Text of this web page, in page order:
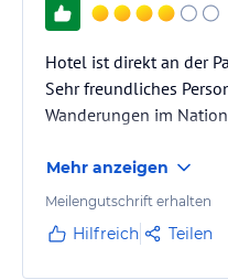
Hotel ist direkt an der
Sehr freundliches
Wanderungen im
Mehr anzeigen
Meilengutschrift erhalten
Hilfreich Teilen